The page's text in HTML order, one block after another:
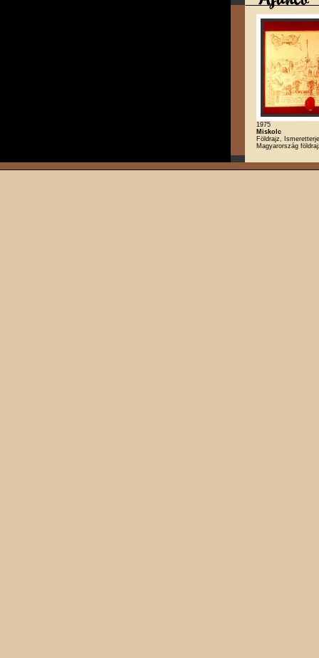
1975
Miskolc
Földrajz,
Magyarország